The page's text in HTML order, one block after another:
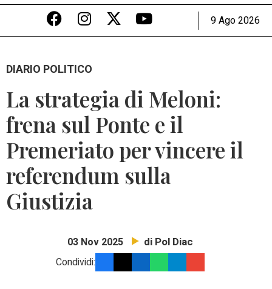
9 Ago 2026
DIARIO POLITICO
La strategia di Meloni:
frena sul Ponte e il
Premeriato per vincere il
referendum sulla
Giustizia
03 Nov 2025 di Pol Diac
Condividi: